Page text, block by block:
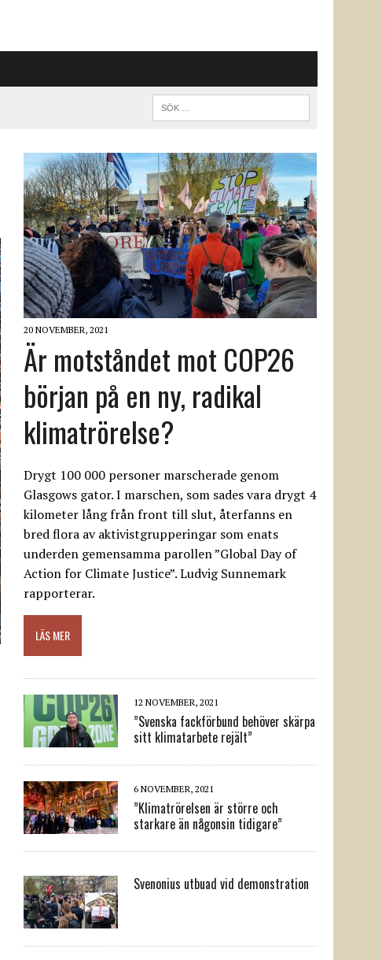
20 NOVEMBER, 2021
Är motståndet mot COP26
början på en ny, radikal
klimatrörelse?
Drygt 100 000 personer marscherade genom
Glasgows gator. I marschen, som sades vara drygt 4
kilometer lång från front till slut, återfanns en
bred flora av aktivistgrupperingar som enats
underden gemensamma parollen ”Global Day of
Action for Climate Justice”. Ludvig Sunnemark
rapporterar.
LÄS MER
12 NOVEMBER, 2021
”Svenska fackförbund behöver skärpa
sitt klimatarbete rejält”
6 NOVEMBER, 2021
”Klimatrörelsen är större och
starkare än någonsin tidigare”
Svenonius utbuad vid demonstration